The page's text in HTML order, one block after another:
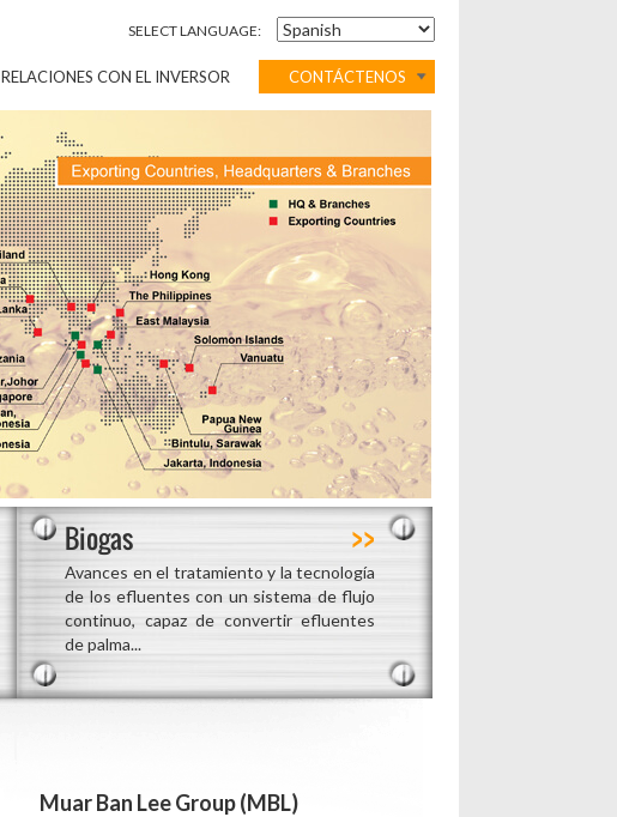
SELECT LANGUAGE:
RELACIONES CON EL INVERSOR CONTÁCTENOS
Biogas >>
Avances en el tratamiento y la tecnología
de los efluentes con un sistema de flujo
continuo, capaz de convertir efluentes
de palma...
Muar Ban Lee Group (MBL)